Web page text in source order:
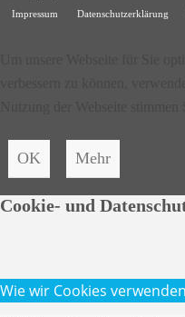
Impressum Datenschutzerklärung
OK Mehr
Cookie- und
Wie wir Cookies verwenden